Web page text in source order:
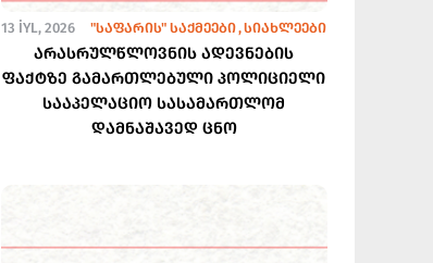
13 İYL, 2026 "ᲡᲐᲤᲐᲠᲘᲡ" ᲡᲐᲥᲛᲔᲔᲑᲘ ᲡᲘᲐᲮᲚᲔᲔᲑᲘ
არასრულწლოვნის ადევნების
ფაქტზე გამართლებული პოლიციელი
სააპელაციო სასამართლომ
დამნაშავედ ცნო